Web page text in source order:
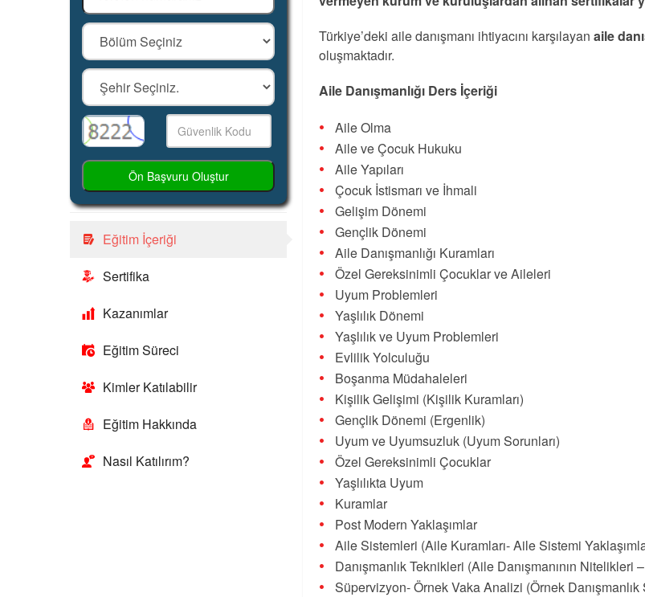
Ön Başvuru Oluştur
Eğitim İçeriği
Sertifika
Kazanımlar
Eğitim Süreci
Kimler Katılabilir
Eğitim Hakkında
Nasıl Katılırım?
Türkiye’deki aile danışmanı ihtiyacını karşılayan aile
oluşmaktadır.
Aile Danışmanlığı Ders İçeriği
Aile Olma
Aile ve Çocuk Hukuku
Aile Yapıları
Çocuk İstismarı ve İhmali
Gelişim Dönemi
Gençlik Dönemi
Aile Danışmanlığı Kuramları
Özel Gereksinimli Çocuklar ve Aileleri
Uyum Problemleri
Yaşlılık Dönemi
Yaşlılık ve Uyum Problemleri
Evlilik Yolculuğu
Boşanma Müdahaleleri
Kişilik Gelişimi (Kişilik Kuramları)
Gençlik Dönemi (Ergenlik)
Uyum ve Uyumsuzluk (Uyum Sorunları)
Özel Gereksinimli Çocuklar
Yaşlılıkta Uyum
Kuramlar
Post Modern Yaklaşımlar
Aile Sistemleri (Aile Kuramları- Aile Sistemi
Danışmanlık Teknikleri (Aile Danışmanının
Süpervizyon- Örnek Vaka Analizi (Örnek Danışmanlık